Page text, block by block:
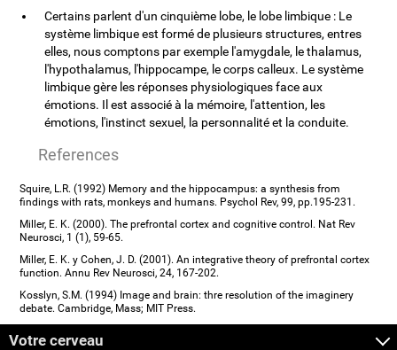
Certains parlent d'un cinquième lobe, le lobe limbique : Le
système limbique est formé de plusieurs structures, entres
elles, nous comptons par exemple l'amygdale, le thalamus,
l'hypothalamus, l'hippocampe, le corps calleux. Le système
limbique gère les réponses physiologiques face aux
émotions. Il est associé à la mémoire, l'attention, les
émotions, l'instinct sexuel, la personnalité et la conduite.
References
Squire, L.R. (1992) Memory and the hippocampus: a synthesis from
findings with rats, monkeys and humans. Psychol Rev, 99, pp.195-231.
Miller, E. K. (2000). The prefrontal cortex and cognitive control. Nat Rev
Neurosci, 1 (1), 59-65.
Miller, E. K. y Cohen, J. D. (2001). An integrative theory of prefrontal cortex
function. Annu Rev Neurosci, 24, 167-202.
Kosslyn, S.M. (1994) Image and brain: thre resolution of the imaginery
debate. Cambridge, Mass; MIT Press.
Votre cerveau